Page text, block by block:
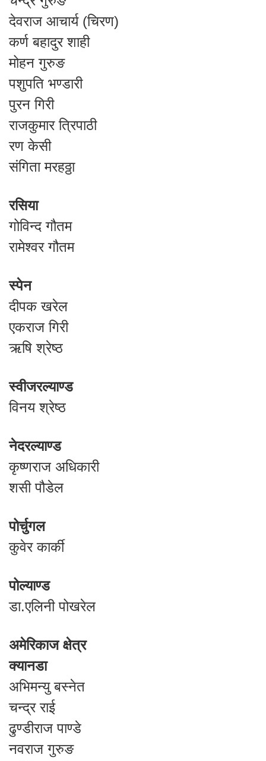
देवराज आचार्य (चिरण)
कर्ण बहादुर शाही
मोहन गुरुङ
पशुपति भण्डारी
पुरन गिरी
राजकुमार त्रिपाठी
रण केसी
संगिता मरहठ्ठा
रसिया
गोविन्द गौतम
रामेश्वर गौतम
स्पेन
दीपक खरेल
एकराज गिरी
ऋषि श्रेष्ठ
स्वीजरल्याण्ड
विनय श्रेष्ठ
नेदरल्याण्ड
कृष्णराज अधिकारी
शसी पौडेल
पोर्चुगल
कुवेर कार्की
पोल्याण्ड
डा.एलिनी पोखरेल
अमेरिकाज क्षेत्र
क्यानडा
अभिमन्यु बस्नेत
चन्द्र राई
ढुण्डीराज पाण्डे
नवराज गुरुङ